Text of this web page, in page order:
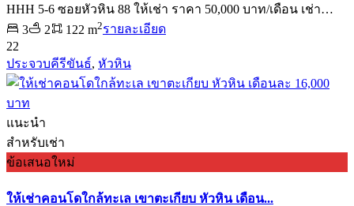
HHH 5-6 ซอยหัวหิน 88 ให้เช่า ราคา 50,000 บาท/เดือน เช่า…
3
2 122 m2รายละเอียด
22
ประจวบคีรีขันธ์, หัวหิน
แนะนำ
สำหรับเช่า
ข้อเสนอใหม่
ให้เช่าคอนโดใกล้ทะเล เขาตะเกียบ หัวหิน เดือน...